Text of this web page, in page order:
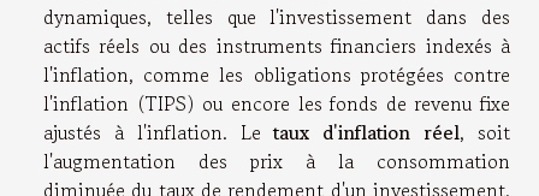
dynamiques, telles que l'investissement dans des
actifs réels ou des instruments financiers indexés à
l'inflation, comme les obligations protégées contre
l'inflation (TIPS) ou encore les fonds de revenu fixe
ajustés à l'inflation. Letaux d'inflation réel, soit
l'augmentation des prix à la consommation
diminuée du taux de rendement d'un investissement,